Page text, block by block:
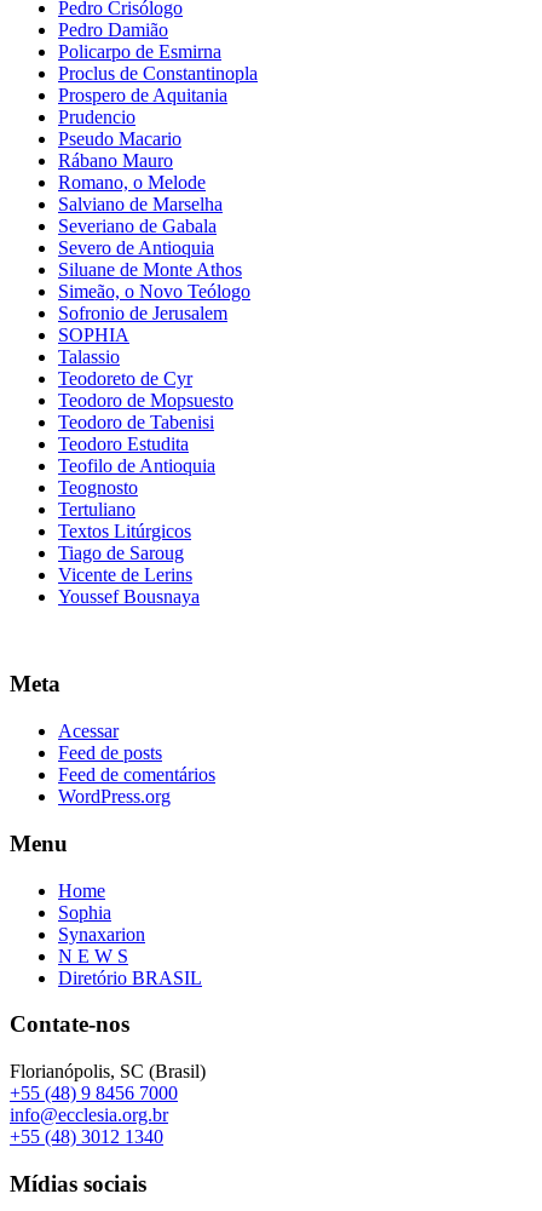
Pedro Crisólogo
Pedro Damião
Policarpo de Esmirna
Proclus de Constantinopla
Prospero de Aquitania
Prudencio
Pseudo Macario
Rábano Mauro
Romano, o Melode
Salviano de Marselha
Severiano de Gabala
Severo de Antioquia
Siluane de Monte Athos
Simeão, o Novo Teólogo
Sofronio de Jerusalem
SOPHIA
Talassio
Teodoreto de Cyr
Teodoro de Mopsuesto
Teodoro de Tabenisi
Teodoro Estudita
Teofilo de Antioquia
Teognosto
Tertuliano
Textos Litúrgicos
Tiago de Saroug
Vicente de Lerins
Youssef Bousnaya
Meta
Acessar
Feed de posts
Feed de comentários
WordPress.org
Menu
Home
Sophia
Synaxarion
N E W S
Diretório BRASIL
Contate-nos
Florianópolis, SC (Brasil)
+55 (48) 9 8456 7000
info@ecclesia.org.br
+55 (48) 3012 1340
Mídias sociais